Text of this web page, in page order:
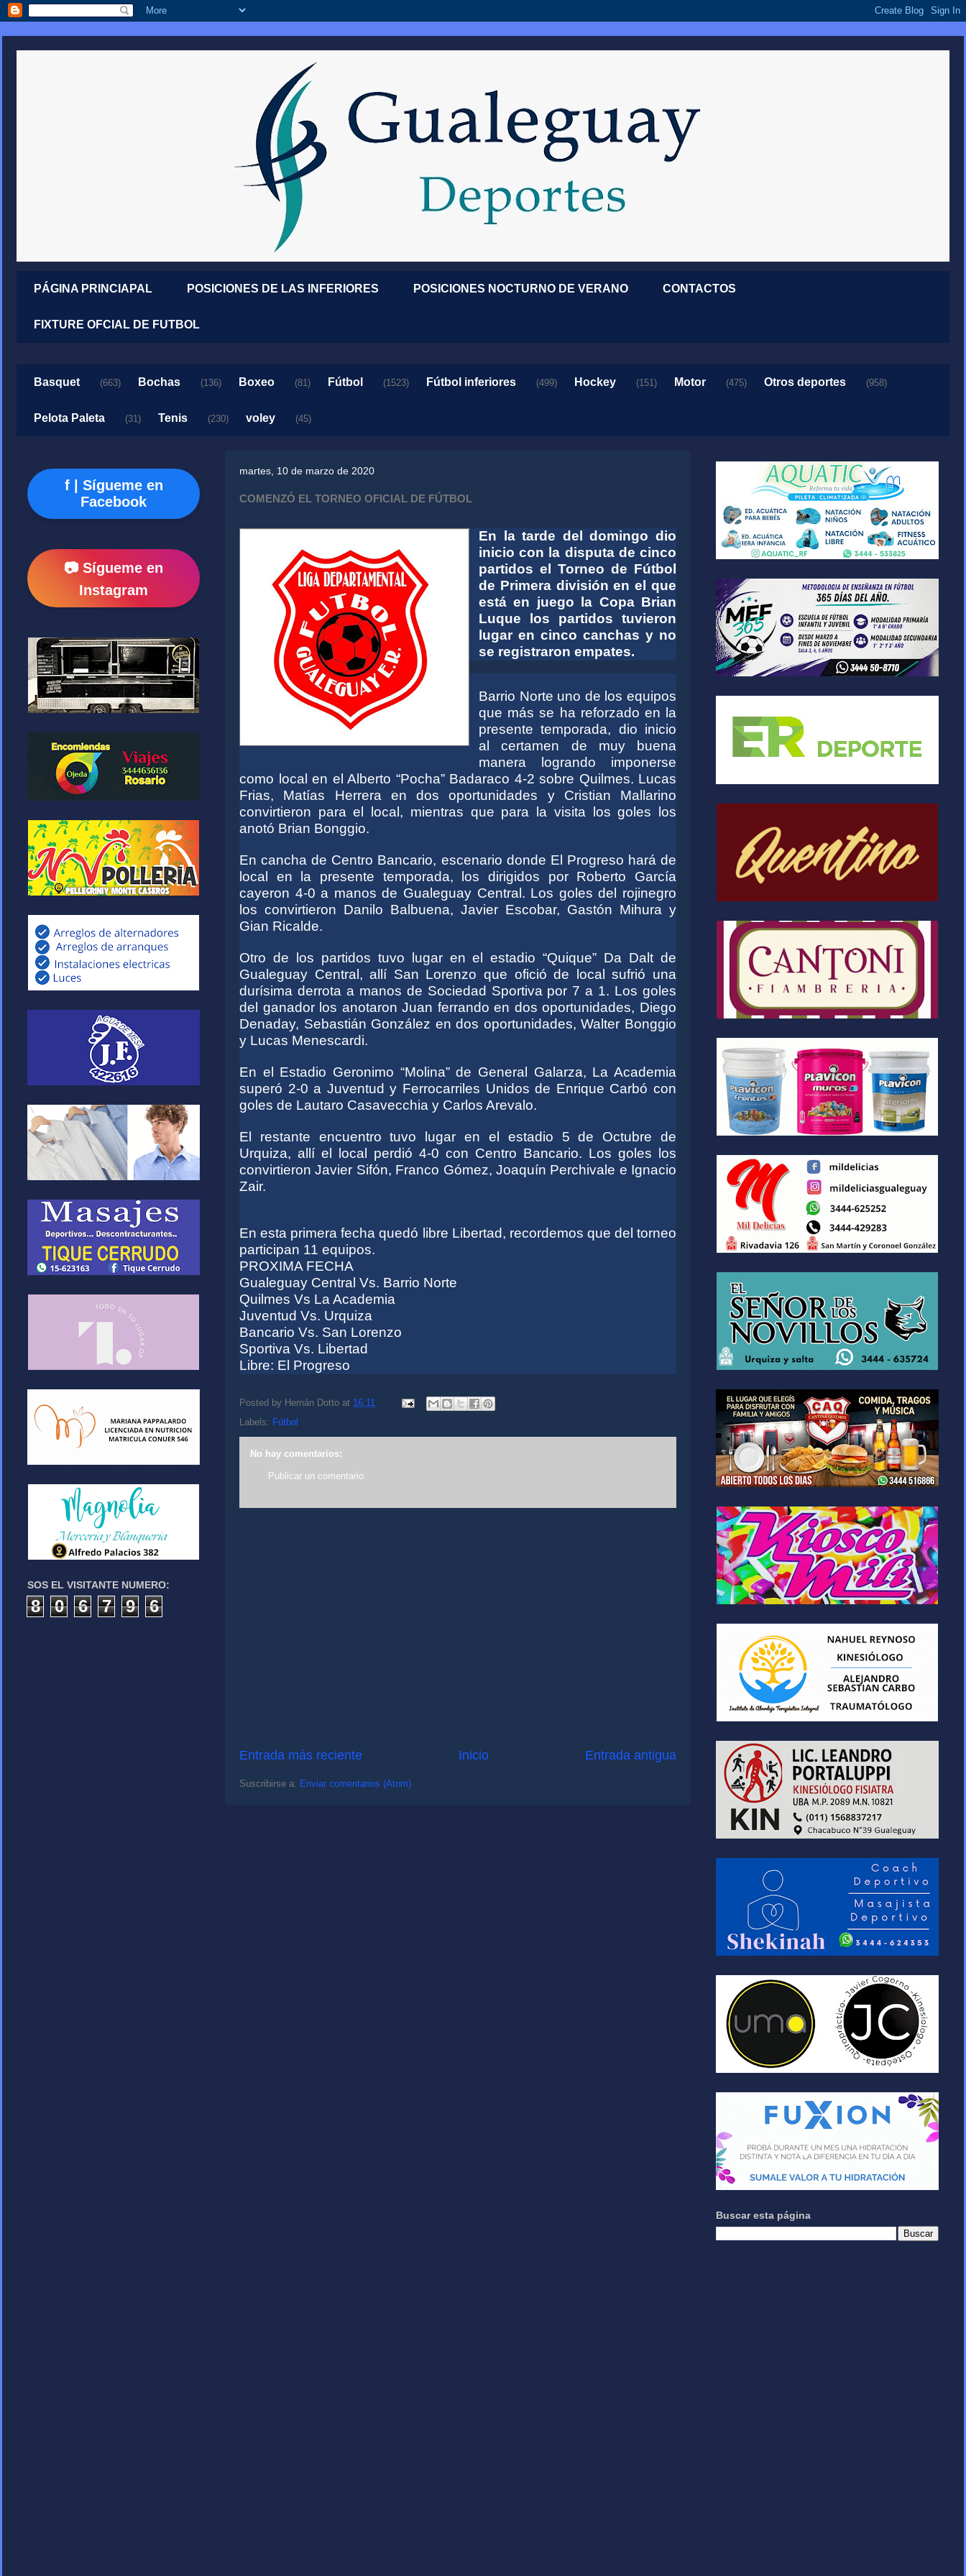
PÁGINA PRINCIAPAL POSICIONES DE LAS INFERIORES POSICIONES NOCTURNO DE VERANO CONTACTOS
FIXTURE OFCIAL DE FUTBOL
Basquet (663) Bochas (136) Boxeo (81) Fútbol (1523) Fútbol inferiores (499) Hockey (151) Motor (475) Otros deportes (958)
Pelota Paleta (31) Tenis (230) voley (45)
martes, 10 de marzo de 2020
COMENZÓ EL TORNEO OFICIAL DE FÚTBOL
En la tarde del domingo dio
inicio con la disputa de cinco
partidos el Torneo de Fútbol
de Primera división en el que
está en juego la Copa Brian
Luque los partidos tuvieron
lugar en cinco canchas y no
se registraron empates.
Barrio Norte uno de los equipos
que más se ha reforzado en la
presente temporada, dio inicio
al certamen de muy buena
manera logrando imponerse
como local en el Alberto “Pocha” Badaraco 4-2 sobre Quilmes. Lucas
Frias, Matías Herrera en dos oportunidades y Cristian Mallarino
convirtieron para el local, mientras que para la visita los goles los
anotó Brian Bonggio.
En cancha de Centro Bancario, escenario donde El Progreso hará de
local en la presente temporada, los dirigidos por Roberto García
cayeron 4-0 a manos de Gualeguay Central. Los goles del rojinegro
los convirtieron Danilo Balbuena, Javier Escobar, Gastón Mihura y
Gian Ricalde.
Otro de los partidos tuvo lugar en el estadio “Quique” Da Dalt de
Gualeguay Central, allí San Lorenzo que ofició de local sufrió una
durísima derrota a manos de Sociedad Sportiva por 7 a 1. Los goles
del ganador los anotaron Juan ferrando en dos oportunidades, Diego
Denaday, Sebastián González en dos oportunidades, Walter Bonggio
y Lucas Menescardi.
En el Estadio Geronimo “Molina” de General Galarza, La Academia
superó 2-0 a Juventud y Ferrocarriles Unidos de Enrique Carbó con
goles de Lautaro Casavecchia y Carlos Arevalo.
El restante encuentro tuvo lugar en el estadio 5 de Octubre de
Urquiza, allí el local perdió 4-0 con Centro Bancario. Los goles los
convirtieron Javier Sifón, Franco Gómez, Joaquín Perchivale e Ignacio
Zair.
En esta primera fecha quedó libre Libertad, recordemos que del torneo
participan 11 equipos.
PROXIMA FECHA
Gualeguay Central Vs. Barrio Norte
Quilmes Vs La Academia
Juventud Vs. Urquiza
Bancario Vs. San Lorenzo
Sportiva Vs. Libertad
Libre: El Progreso
Posted by Hernán Dotto at 16:11
Labels: Fútbol
No hay comentarios:
Publicar un comentario
Entrada más reciente Entrada antigua
Inicio
Suscribirse a: Enviar comentarios (Atom)
f | Sígueme en
Facebook
📷 Sígueme en
Instagram
SOS EL VISITANTE NUMERO:
8 0 6 7 9 6
Buscar esta página